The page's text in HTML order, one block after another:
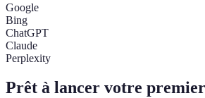
Google
Bing
ChatGPT
Claude
Perplexity
Prêt à lancer votre